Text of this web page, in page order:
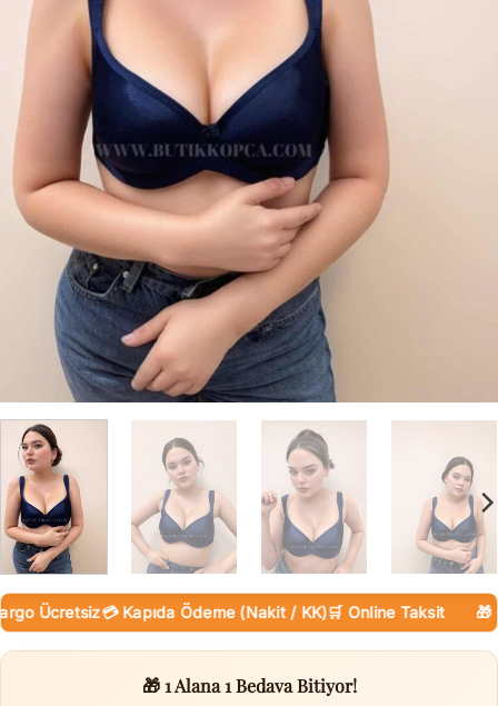
Ücretsiz💳 Kapıda Ödeme (Nakit / KK)🛒 Online Taksit 🎁 1
🎁 1 Alana 1 Bedava Bitiyor!